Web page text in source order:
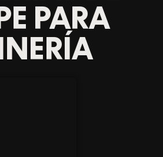
PARA